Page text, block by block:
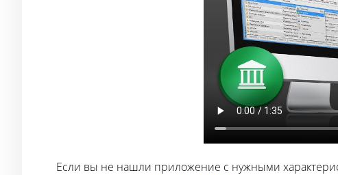
Если вы не нашли приложение с нужными